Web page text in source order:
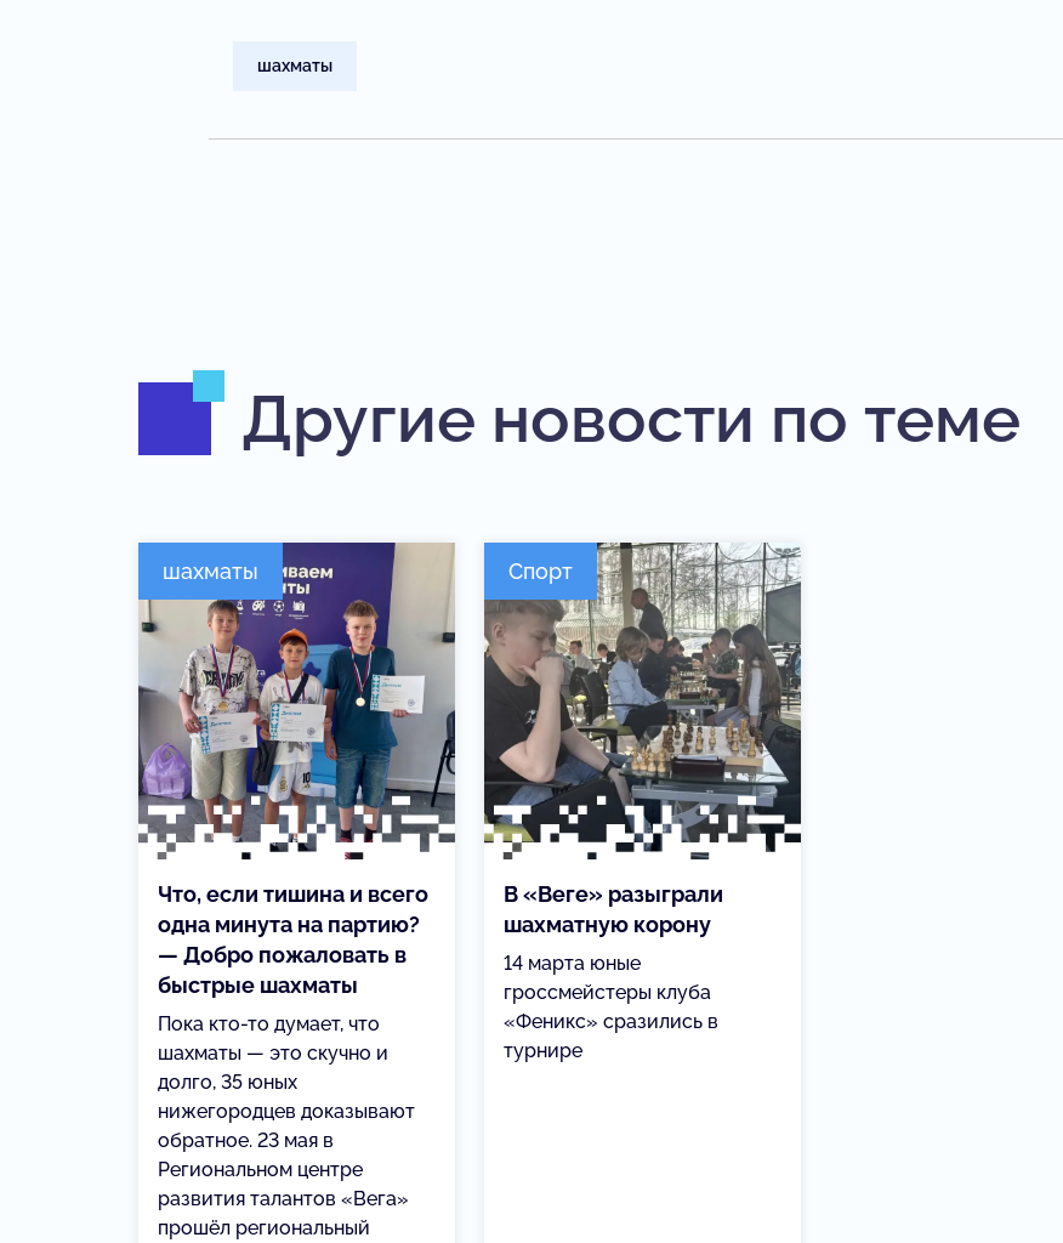
шахматы
Другие новости по теме
шахматы
Что, если тишина и всего
одна минута на партию?
— Добро пожаловать в
быстрые шахматы
Пока кто-то думает, что
шахматы — это скучно и
долго, 35 юных
нижегородцев доказывают
обратное. 23 мая в
Региональном центре
развития талантов «Вега»
прошёл региональный
Спорт
В «Веге» разыграли
шахматную корону
14 марта юные
гроссмейстеры клуба
«Феникс» сразились в
турнире